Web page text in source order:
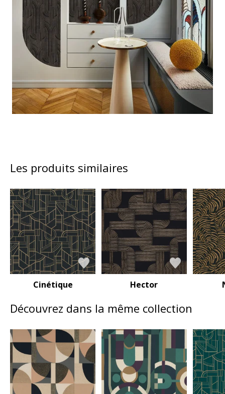
Les produits similaires
Cinétique Hector
Découvrez dans la même collection